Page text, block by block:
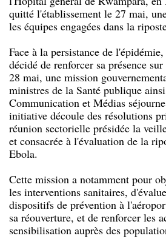
quitté l'établissement le 27 mai,
les équipes engagées dans la
Face à la persistance de
décidé de renforcer sa présence
28 mai, une mission
ministres de la Santé publique
Communication et Médias
initiative découle des résolutions
réunion sectorielle présidée la
et consacrée à l'évaluation de la
Ebola.
Cette mission a notamment pour
les interventions sanitaires,
dispositifs de prévention à
sa réouverture, et de renforcer les
sensibilisation auprès des